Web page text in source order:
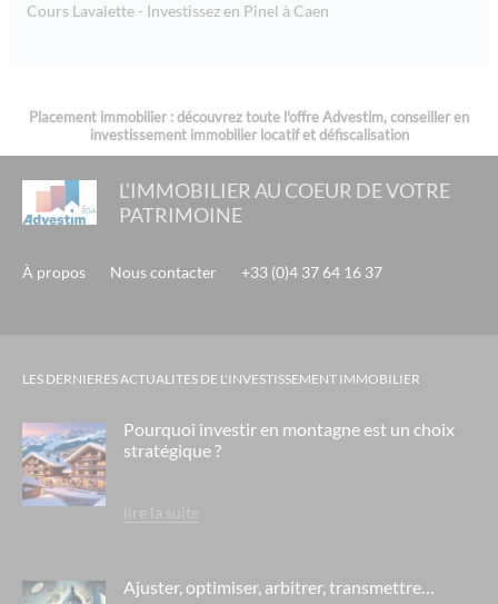
Cours Lavalette - Investissez en Pinel à Caen
Placement immobilier : découvrez toute l'offre Advestim, conseiller en
investissement immobilier locatif et défiscalisation
L'IMMOBILIER AU COEUR DE VOTRE
PATRIMOINE
À propos Nous contacter +33 (0)4 37 64 16 37
LES DERNIERES ACTUALITES DE L'INVESTISSEMENT IMMOBILIER
Pourquoi investir en montagne est un choix
stratégique ?
lire la suite
Ajuster, optimiser, arbitrer, transmettre…